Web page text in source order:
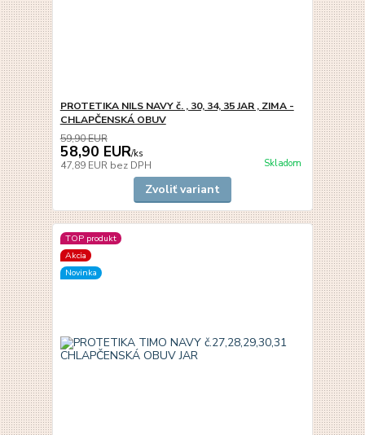
PROTETIKA NILS NAVY č. , 30, 34, 35 JAR , ZIMA -
CHLAPČENSKÁ OBUV
59,90 EUR
58,90 EUR/ks
47,89 EUR bez DPH Skladom
Zvoliť variant
TOP produkt
Akcia
Novinka